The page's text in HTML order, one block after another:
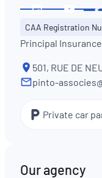
opening
hours
us
CAA Registration
Principal
501, RUE DE
pinto-
Private car
Our agency